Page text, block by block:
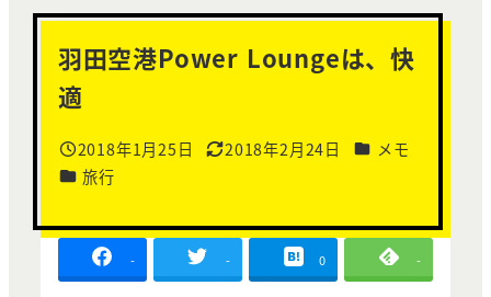
羽田空港Power Loungeは、快
適
投稿日
2018年1月25日
更新日
2018年2月24日 カテゴリー
メモ
カテゴリー
旅行
- - 0 -